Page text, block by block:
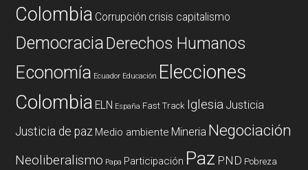
Colombia Corrupción crisis capitalismo
DemocraciaDerechos Humanos
Economía Ecuador Educación Elecciones
Colombia ELN España Fast Track Iglesia Justicia
Justicia de paz Medio ambiente Mineria Negociación
Neoliberalismo Papa Participación Paz PND Pobreza